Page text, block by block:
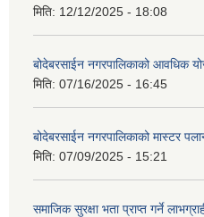
मिति: 12/12/2025 - 18:08
बोदेबरसाईन नगरपालिकाको आवधिक
मिति: 07/16/2025 - 16:45
बोदेबरसाईन नगरपालिकाको मास्टर
मिति: 07/09/2025 - 15:21
समाजिक सुरक्षा भता प्राप्त गर्ने